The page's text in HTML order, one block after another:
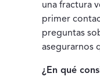
una fractura
primer
preguntas
asegurarnos
¿En qué